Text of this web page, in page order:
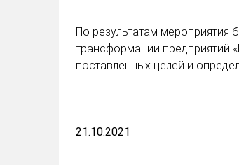
По результатам
трансформации предприятий
поставленных целей и
21.10.2021